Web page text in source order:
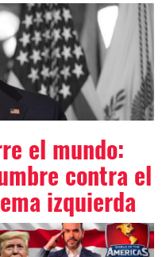
el mundo:
contra el
izquierda